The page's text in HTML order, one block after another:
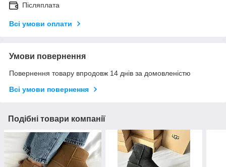
Післяплата
Всі умови оплати
Умови повернення
Повернення товару впродовж 14 днів за домовленістю
Всі умови повернення
Подібні товари компанії